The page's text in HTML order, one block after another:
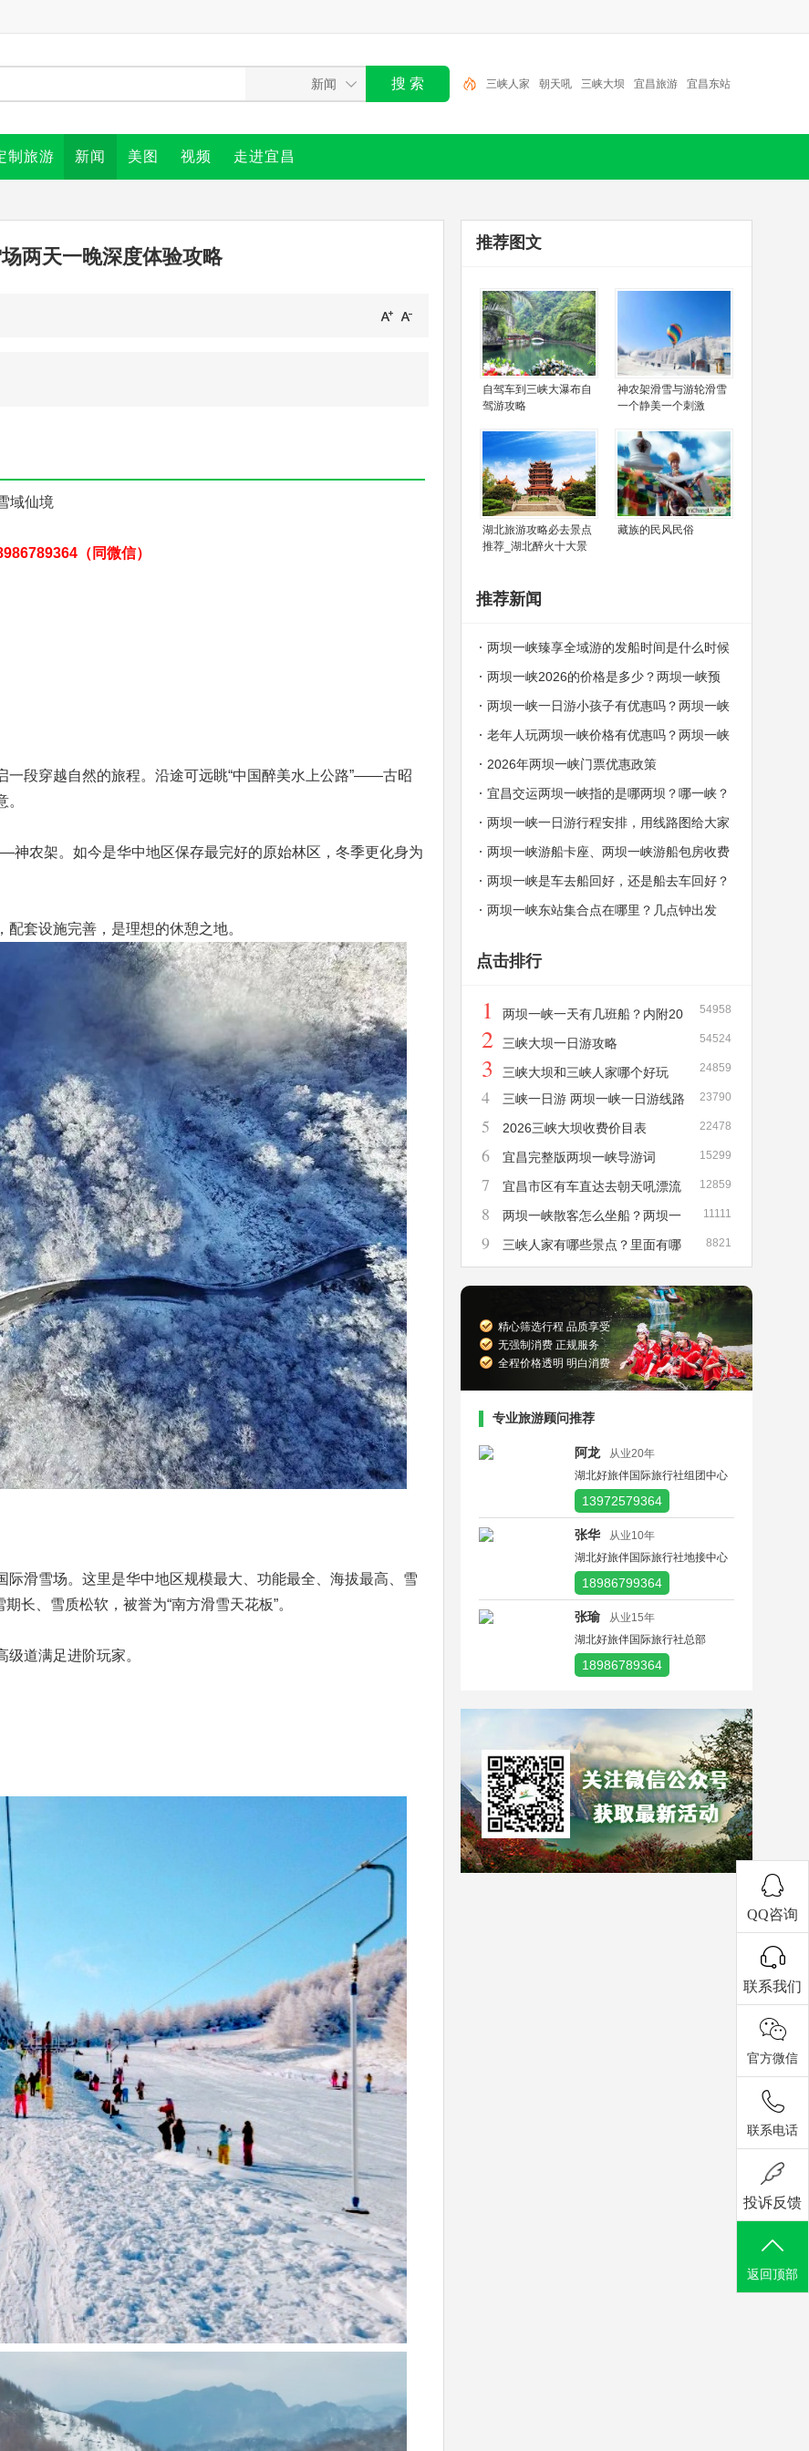
朝天吼 三峡大坝 宜昌旅游 宜昌东站 大瀑布 百
制旅游 新闻 美图 视频 走进宜昌
两天一晚深度体验攻略
域仙境
（同微信）
一段穿越自然的旅程。沿途可远眺“中国醉美水上公路”——古昭
农架。如今是华中地区保存最完好的原始林区，冬季更化身为
套设施完善，是理想的休憩之地。
滑雪场。这里是华中地区规模最大、功能最全、海拔最高、雪
长、雪质松软，被誉为“南方滑雪天花板”。
道满足进阶玩家。
推荐图文
自驾车到三峡大瀑布自
驾游攻略
神农架滑雪与游轮滑雪
一个静美一个刺激
湖北旅游攻略必去景点
推荐_湖北醉火十大景
藏族的民风民俗
推荐新闻
两坝一峡臻享全域游的发船时间是什么时候
两坝一峡2026的价格是多少？两坝一峡预
订中心电话
两坝一峡一日游小孩子有优惠吗？两坝一峡
哪些人群可以免费？
老年人玩两坝一峡价格有优惠吗？两坝一峡
老年人价格
2026年两坝一峡门票优惠政策
宜昌交运两坝一峡指的是哪两坝？哪一峡？
一天有几班？
两坝一峡一日游行程安排，用线路图给大家
解释，秒懂！
两坝一峡游船卡座、两坝一峡游船包房收费
价格和介绍
两坝一峡是车去船回好，还是船去车回好？
两坝一峡东站集合点在哪里？几点钟出发
点击排行
54958
1
两坝一峡一天有几班船？内附20
26年新版两坝一峡游船时刻表！
54524
2 三峡大坝一日游攻略
24859
3 三峡大坝和三峡人家哪个好玩
23790
4
三峡一日游 两坝一峡一日游线路
详解
22478
5 2026三峡大坝收费价目表
15299
6 宜昌完整版两坝一峡导游词
12859
7
宜昌市区有车直达去朝天吼漂流
吗？需要多长时间？多少钱？
11111
8
两坝一峡散客怎么坐船？两坝一
峡散客船票在哪里买
8821
9
三峡人家有哪些景点？里面有哪
精心筛选行程 品质享受
无强制消费 正规服务
全程价格透明 明白消费
专业旅游顾问推荐
阿龙
从业20年
湖北好旅伴国际旅行社组团中心
13972579364
张华
从业10年
湖北好旅伴国际旅行社地接中心
18986799364
张瑜
从业15年
湖北好旅伴国际旅行社总部
18986789364
QQ咨询
联系我们
官方微信
联系电话
投诉反馈
返回顶部